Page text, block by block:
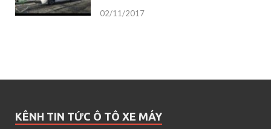
02/11/2017
KÊNH TIN TỨC Ô TÔ XE MÁY